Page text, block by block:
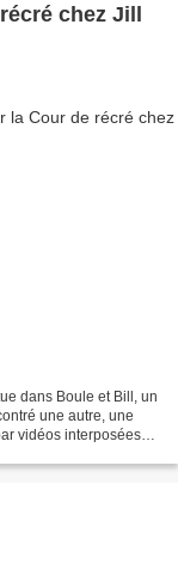
chez Jill
dans Boule et Bill, un
une autre, une
vidéos interposées